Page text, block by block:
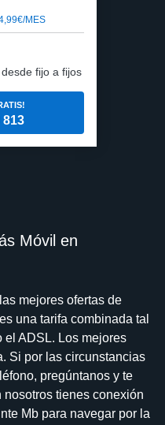
MES
fijo a fijos
813
Móvil en
mejores ofertas de
una tarifa combinada tal
el ADSL. Los mejores
Si por las circunstancias
pregúntanos y te
tienes conexión
Mb para navegar por la